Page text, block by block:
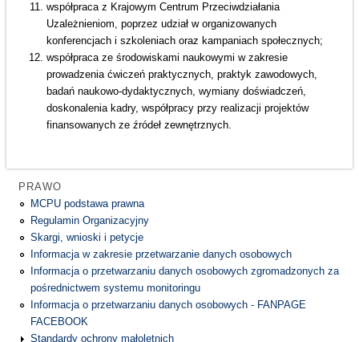
współpraca z Krajowym Centrum Przeciwdziałania
Uzależnieniom, poprzez udział w organizowanych
konferencjach i szkoleniach oraz kampaniach społecznych;
współpraca ze środowiskami naukowymi w zakresie
prowadzenia ćwiczeń praktycznych, praktyk zawodowych,
badań naukowo-dydaktycznych, wymiany doświadczeń,
doskonalenia kadry, współpracy przy realizacji projektów
finansowanych ze źródeł zewnętrznych.
PRAWO
MCPU podstawa prawna
Regulamin Organizacyjny
Skargi, wnioski i petycje
Informacja w zakresie przetwarzanie danych osobowych
Informacja o przetwarzaniu danych osobowych zgromadzonych za
pośrednictwem systemu monitoringu
Informacja o przetwarzaniu danych osobowych - FANPAGE
FACEBOOK
Standardy ochrony małoletnich